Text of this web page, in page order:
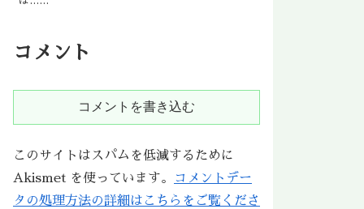
コメント
コメントを書き込む
このサイトはスパムを低減するために
Akismet を使っています。
コメントデー
タの処理方法の詳細はこちらをご覧くださ